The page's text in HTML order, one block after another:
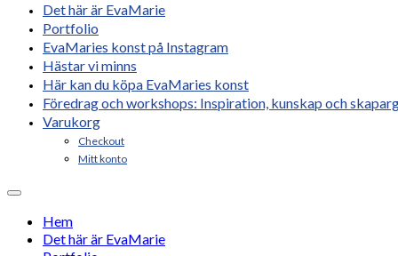
Det här är EvaMarie
Portfolio
EvaMaries konst på Instagram
Hästar vi minns
Här kan du köpa EvaMaries konst
Föredrag och workshops: Inspiration, kunskap och
Varukorg
Checkout
Mitt konto
Hem
Det här är EvaMarie